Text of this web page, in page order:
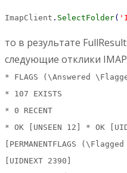
ImapClient . SelectFolder(
то в результате
следующие отклики
* FLAGS (\Answered
* 107 EXISTS
* 0 RECENT
* OK [UNSEEN 12] * OK
[PERMANENTFLAGS
[UIDNEXT 2390]